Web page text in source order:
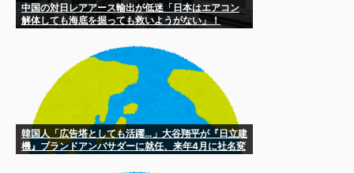
中国の対日レアアース輸出が低迷「日本はエアコン
解体しても海底を掘っても救いようがない」！
韓国人「広告塔としても活躍…」大谷翔平が『日立建
機』ブランドアンバサダーに就任、来年4月に社名変